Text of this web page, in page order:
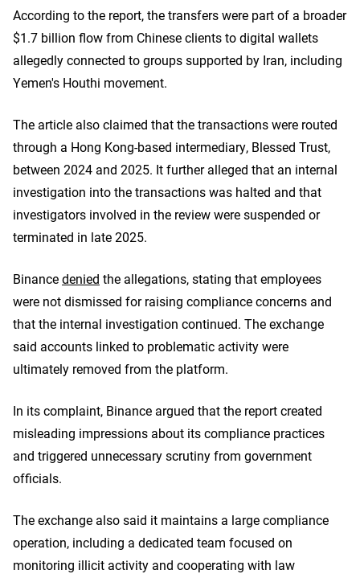
According to the report, the transfers were part of a broader
$1.7 billion flow from Chinese clients to digital wallets
allegedly connected to groups supported by Iran, including
Yemen's Houthi movement.
The article also claimed that the transactions were routed
through a Hong Kong-based intermediary, Blessed Trust,
between 2024 and 2025. It further alleged that an internal
investigation into the transactions was halted and that
investigators involved in the review were suspended or
terminated in late 2025.
Binancedenied the allegations, stating that employees
were not dismissed for raising compliance concerns and
that the internal investigation continued. The exchange
said accounts linked to problematic activity were
ultimately removed from the platform.
In its complaint, Binance argued that the report created
misleading impressions about its compliance practices
and triggered unnecessary scrutiny from government
officials.
The exchange also said it maintains a large compliance
operation, including a dedicated team focused on
monitoring illicit activity and cooperating with law